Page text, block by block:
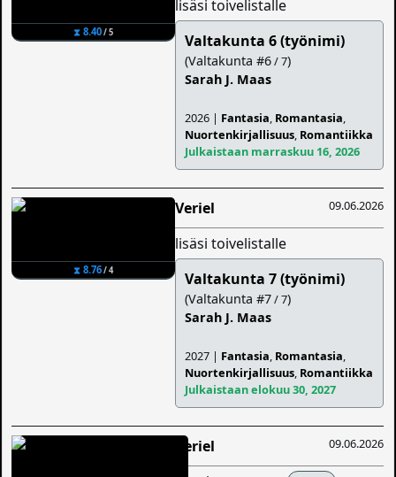
⧗ 8.40/ 5
lisäsi toivelistalle
Valtakunta 6 (työnimi)
(Valtakunta #6/ 7)
Sarah J. Maas
2026 | Fantasia, Romantasia,
Nuortenkirjallisuus, Romantiikka
Julkaistaan marraskuu 16, 2026
⧗ 8.76/ 4
09.06.2026
Veriel
lisäsi toivelistalle
Valtakunta 7 (työnimi)
(Valtakunta #7/ 7)
Sarah J. Maas
2027 | Fantasia, Romantasia,
Nuortenkirjallisuus, Romantiikka
Julkaistaan elokuu 30, 2027
09.06.2026
Veriel